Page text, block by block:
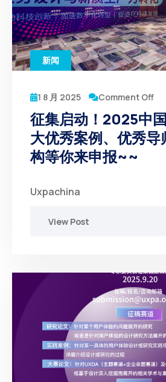
新闻
1 8 月 2025 Comment Off
征集启动！2025中
大优秀案例、优秀导
构等你来申报~~
Uxpachina
View Post